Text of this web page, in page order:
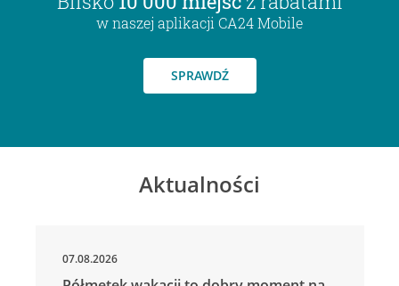
w naszej aplikacji CA24 Mobile
SPRAWDŹ
Aktualności
07.08.2026